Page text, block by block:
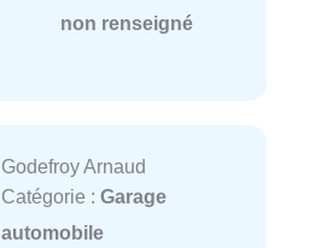
non renseigné
Godefroy Arnaud
Catégorie : Garage
automobile